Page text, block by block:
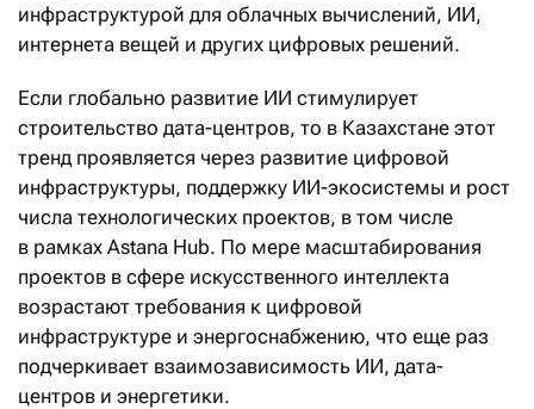
инфраструктурой для облачных вычислений, ИИ,
интернета вещей и других цифровых решений.
Если глобально развитие ИИ стимулирует
строительство дата-центров, то в Казахстане этот
тренд проявляется через развитие цифровой
инфраструктуры, поддержку ИИ-экосистемы и рост
числа технологических проектов, в том числе
в рамках Astana Hub. По мере масштабирования
проектов в сфере искусственного интеллекта
возрастают требования к цифровой
инфраструктуре и энергоснабжению, что еще раз
подчеркивает взаимозависимость ИИ, дата-
центров и энергетики.